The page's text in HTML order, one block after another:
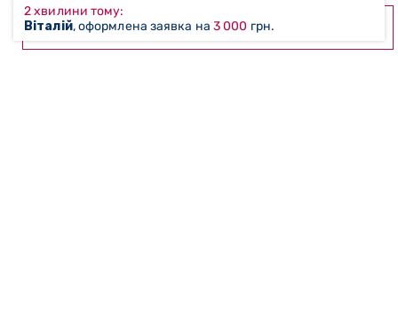
2 хвилини тому:
Віталій, оформлена заявка на 3 000 грн.